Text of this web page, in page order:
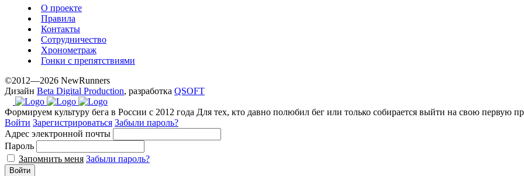
О проекте
Правила
Контакты
Сотрудничество
Хронометраж
Гонки с препятствиями
©2012—2026 NewRunners
Дизайн Beta Digital Production, разработка QSOFT
Формируем культуру бега в России с 2012 года Для тех, кто давно полюбил бег или только собирается выйти на свою первую
Войти Зарегистрироваться Забыли пароль?
Адрес электронной почты
Пароль
Запомнить меня Забыли пароль?
Войти